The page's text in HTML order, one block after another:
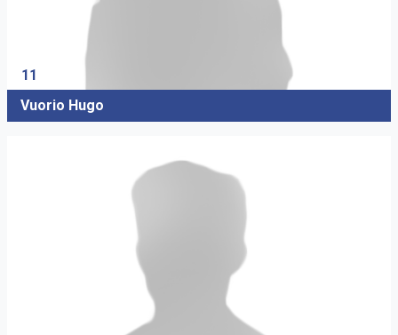
11
Vuorio Hugo